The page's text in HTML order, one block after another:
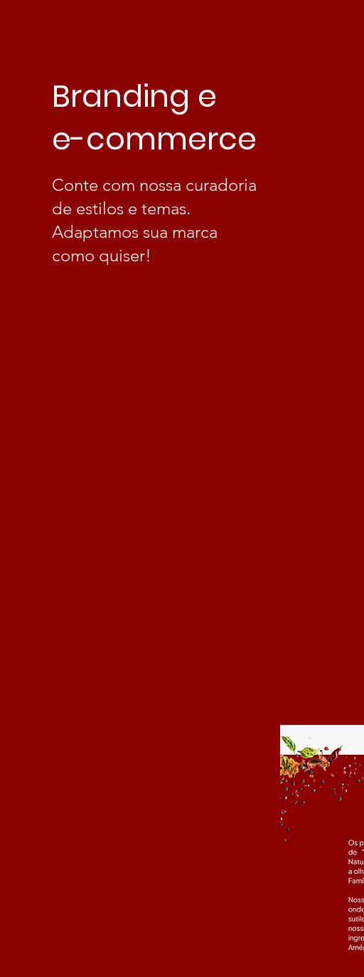
Branding e
e-commerce
Conte com nossa curadoria
de estilos e temas.
Adaptamos sua marca
como quiser!